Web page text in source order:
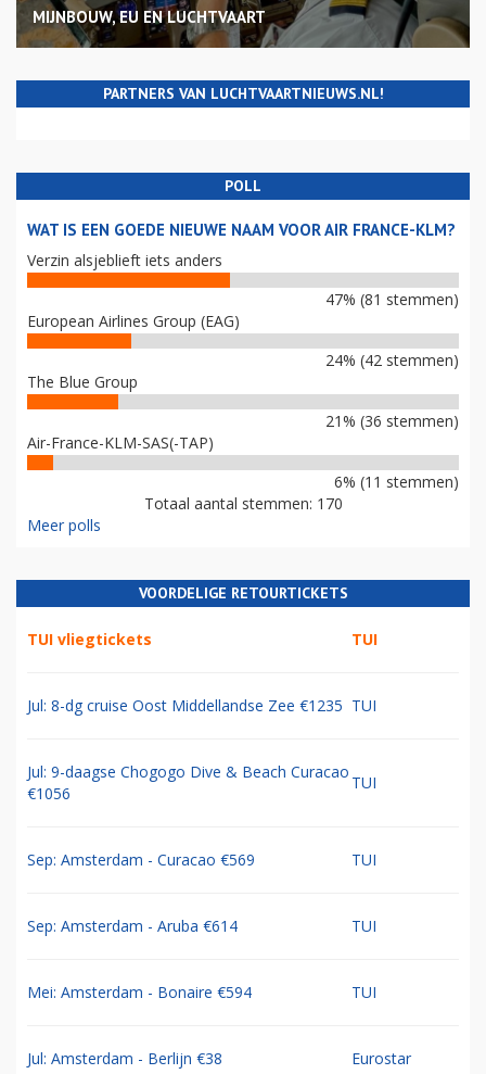
MIJNBOUW, EU EN LUCHTVAART
PARTNERS VAN LUCHTVAARTNIEUWS.NL!
POLL
WAT IS EEN GOEDE NIEUWE NAAM VOOR AIR FRANCE-KLM?
Verzin alsjeblieft iets anders
47% (81 stemmen)
European Airlines Group (EAG)
24% (42 stemmen)
The Blue Group
21% (36 stemmen)
Air-France-KLM-SAS(-TAP)
6% (11 stemmen)
Totaal aantal stemmen: 170
Meer polls
VOORDELIGE RETOURTICKETS
TUI vliegtickets TUI
Jul: 8-dg cruise Oost Middellandse Zee €1235 TUI
Jul: 9-daagse Chogogo Dive & Beach Curacao
€1056
TUI
Sep: Amsterdam - Curacao €569 TUI
Sep: Amsterdam - Aruba €614 TUI
Mei: Amsterdam - Bonaire €594 TUI
Jul: Amsterdam - Berlijn €38 Eurostar